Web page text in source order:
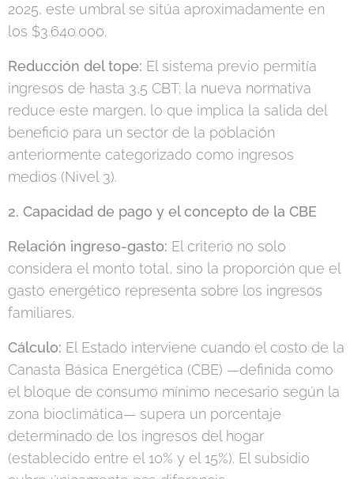
2025, este umbral se sitúa aproximadamente en
los $3.640.000.
Reducción del tope: El sistema previo permitía
ingresos de hasta 3,5 CBT; la nueva normativa
reduce este margen, lo que implica la salida del
beneficio para un sector de la población
anteriormente categorizado como ingresos
medios (Nivel 3).
2. Capacidad de pago y el concepto de la CBE
Relación ingreso-gasto: El criterio no solo
considera el monto total, sino la proporción que el
gasto energético representa sobre los ingresos
familiares.
Cálculo: El Estado interviene cuando el costo de la
Canasta Básica Energética (CBE) —definida como
el bloque de consumo mínimo necesario según la
zona bioclimática— supera un porcentaje
determinado de los ingresos del hogar
(establecido entre el 10% y el 15%). El subsidio